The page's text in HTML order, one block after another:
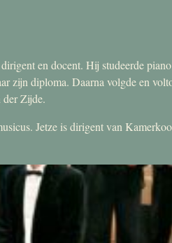
en docent. Hij studeerde
zijn diploma. Daarna volgde en
der Zijde.
Jetze is dirigent van